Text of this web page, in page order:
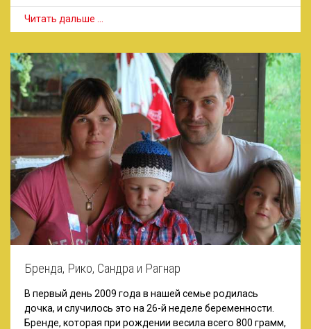
Читать дальше …
Бренда, Рико, Сандра и Рагнар
В первый день 2009 года в нашей семье родилась
дочка, и случилось это на 26-й неделе беременности.
Бренде, которая при рождении весила всего 800 грамм,